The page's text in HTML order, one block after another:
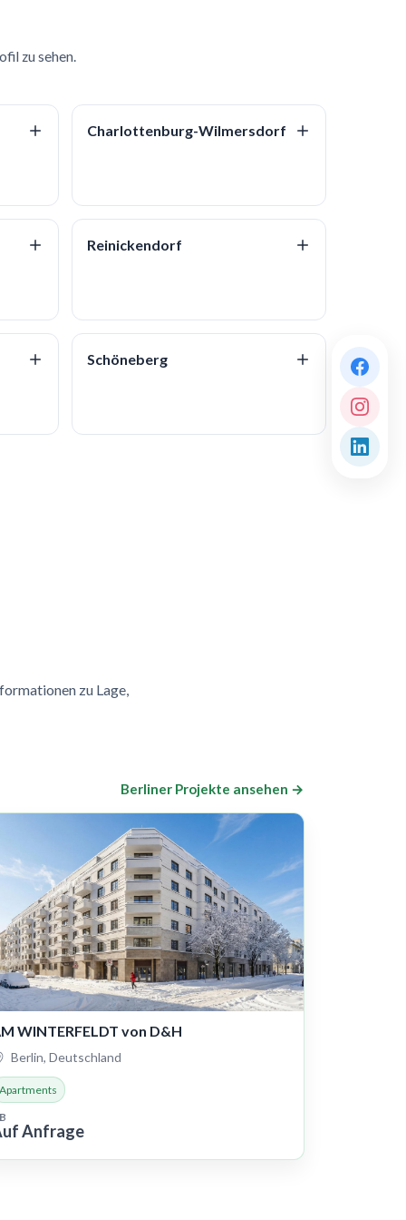
zu sehen.
Charlottenburg-Wilmersdorf
Reinickendorf
Schöneberg
zu Lage,
Berliner Projekte ansehen →
WINTERFELDT von D&H
Berlin, Deutschland
Apartments
Anfrage